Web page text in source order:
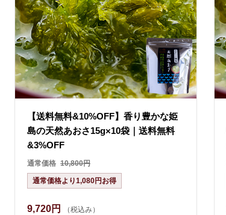
【送料無料&10%OFF】香り豊かな姫
島の天然あおさ15g×10袋｜送料無料
&3%OFF
通常価格 10,800円
通常価格より1,080円お得
9,720円 （税込み）